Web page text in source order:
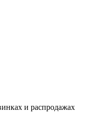
и распродажах